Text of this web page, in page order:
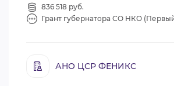
836 518 руб.
Грант губернатора СО НКО
АНО ЦСР ФЕНИКС